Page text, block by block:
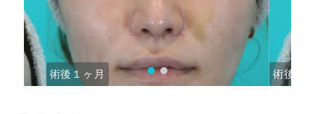
術後１ヶ月 術後１